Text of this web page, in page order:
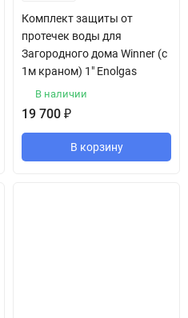
Комплект защиты от
протечек воды для
Загородного дома Winner (с
1м краном) 1" Enolgas
В наличии
19 700 ₽
В корзину